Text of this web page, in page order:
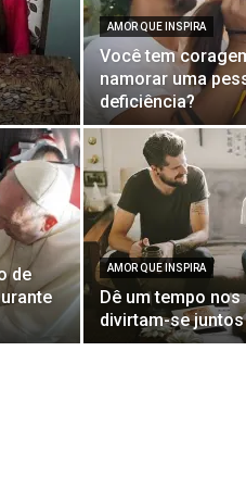
AMOR QUE INSPIRA
Você tem
namorar uma
deficiência?
de
AMOR QUE INSPIRA
Dê um tempo
divirtam-se juntos